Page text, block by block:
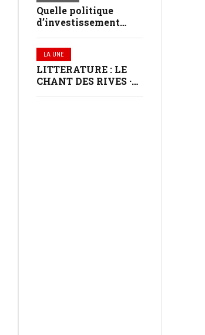
Quelle politique
d’investissement
au Burundi ?
LA UNE
LITTERATURE : LE
CHANT DES RIVES ·